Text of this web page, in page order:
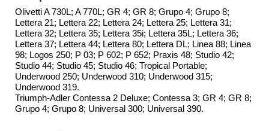
Olivetti A 730L; A 770L; GR 4; GR 8; Grupo 4; Grupo 8;
Lettera 21; Lettera 22; Lettera 24; Lettera 25; Lettera 31;
Lettera 32; Lettera 35; Lettera 35i; Lettera 35L; Lettera 36;
Lettera 37; Lettera 44; Lettera 80; Lettera DL; Linea 88; Linea
98; Logos 250; P 03; P 602; P 652; Praxis 48; Studio 42;
Studio 44; Studio 45; Studio 46; Tropical Portable;
Underwood 250; Underwood 310; Underwood 315;
Underwood 319.
Triumph-Adler Contessa 2 Deluxe; Contessa 3; GR 4; GR 8;
Grupo 4; Grupo 8; Universal 300; Universal 390.